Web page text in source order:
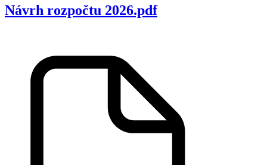
Návrh rozpočtu 2026.pdf